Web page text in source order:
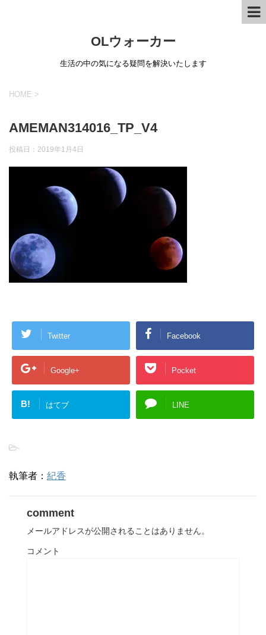
OLウォーカー
生活の中の気になる疑問を解決いたします
HOME >
AMEMAN314016_TP_V4
投稿日： 2019年1月4日
Twitter Facebook
Google+ Pocket
B! はてブ LINE
-
執筆者： 紀香
comment
メールアドレスが公開されることはありません。
コメント